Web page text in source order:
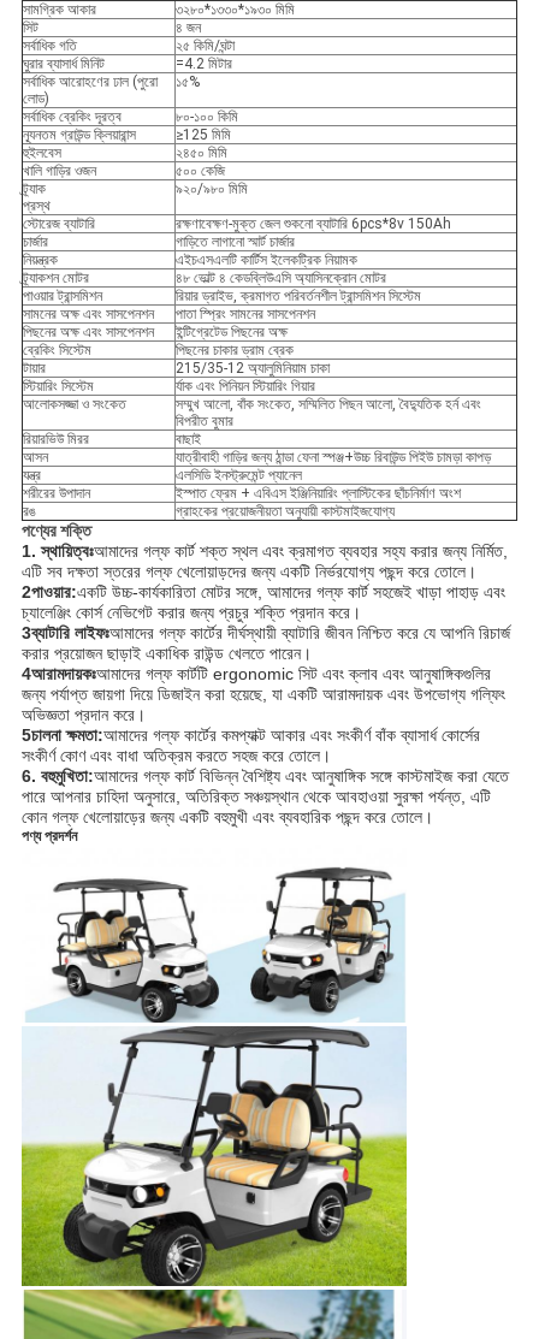
সামগ্রিক আকার
৩২৮০*১৩৩০*১৯৩০ মিমি
সিট
৪ জন
সর্বাধিক গতি
২৫ কিমি/ঘন্টা
ঘুরার ব্যাসার্ধ মিনিট
=4.2 মিটার
সর্বাধিক আরোহণের ঢাল (পুরো
লোড)
১৫%
সর্বাধিক ব্রেকিং দূরত্ব
৮০-১০০ কিমি
ন্যূনতম গ্রাউন্ড ক্লিয়ারান্স
≥125 মিমি
হুইলবেস
২৪৫০ মিমি
খালি গাড়ির ওজন
৫০০ কেজি
ট্র্যাক
প্রস্থ
৯২০/৯৮০ মিমি
স্টোরেজ ব্যাটারি
রক্ষণাবেক্ষণ-মুক্ত জেল শুকনো ব্যাটারি 6pcs*8v 150Ah
চার্জার
গাড়িতে লাগানো স্মার্ট চার্জার
নিয়ন্ত্রক
এইচএসএলটি কার্টিস ইলেকট্রিক নিয়ামক
ট্র্যাকশন মোটর
৪৮ ভোল্ট ৪ কেডব্লিউএসি অ্যাসিনক্রোন মোটর
পাওয়ার ট্রান্সমিশন
রিয়ার ড্রাইভ, ক্রমাগত পরিবর্তনশীল ট্রান্সমিশন সিস্টেম
সামনের অক্ষ এবং সাসপেনশন
পাতা স্প্রিং সামনের সাসপেনশন
পিছনের অক্ষ এবং সাসপেনশন
ইন্টিগ্রেটেড পিছনের অক্ষ
ব্রেকিং সিস্টেম
পিছনের চাকার ড্রাম ব্রেক
টায়ার
215/35-12 অ্যালুমিনিয়াম চাকা
স্টিয়ারিং সিস্টেম
র্যাক এবং পিনিয়ন স্টিয়ারিং গিয়ার
আলোকসজ্জা ও সংকেত
সম্মুখ আলো, বাঁক সংকেত, সম্মিলিত পিছন আলো, বৈদ্যুতিক হর্ন এবং
বিপরীত বুমার
রিয়ারভিউ মিরর
বাছাই
আসন
যাত্রীবাহী গাড়ির জন্য ঠান্ডা ফেনা স্পঞ্জ+উচ্চ রিবাউন্ড পিইউ চামড়া কাপড়
যন্ত্র
এলসিডি ইনস্ট্রুমেন্ট প্যানেল
শরীরের উপাদান
ইস্পাত ফ্রেম + এবিএস ইঞ্জিনিয়ারিং প্লাস্টিকের ছাঁচনির্মাণ অংশ
রঙ
গ্রাহকের প্রয়োজনীয়তা অনুযায়ী কাস্টমাইজযোগ্য
পণ্যের শক্তি
1. স্থায়িত্বঃআমাদের গল্ফ কার্ট শক্ত স্থল এবং ক্রমাগত ব্যবহার সহ্য করার জন্য নির্মিত,
এটি সব দক্ষতা স্তরের গল্ফ খেলোয়াড়দের জন্য একটি নির্ভরযোগ্য পছন্দ করে তোলে।
2পাওয়ার:একটি উচ্চ-কার্যকারিতা মোটর সঙ্গে, আমাদের গল্ফ কার্ট সহজেই খাড়া পাহাড় এবং
চ্যালেঞ্জিং কোর্স নেভিগেট করার জন্য প্রচুর শক্তি প্রদান করে।
3ব্যাটারি লাইফঃআমাদের গল্ফ কার্টের দীর্ঘস্থায়ী ব্যাটারি জীবন নিশ্চিত করে যে আপনি রিচার্জ
করার প্রয়োজন ছাড়াই একাধিক রাউন্ড খেলতে পারেন।
4আরামদায়কঃআমাদের গল্ফ কার্টটি ergonomic সিট এবং ক্লাব এবং আনুষাঙ্গিকগুলির
জন্য পর্যাপ্ত জায়গা দিয়ে ডিজাইন করা হয়েছে, যা একটি আরামদায়ক এবং উপভোগ্য গল্ফিং
অভিজ্ঞতা প্রদান করে।
5চালনা ক্ষমতা:আমাদের গল্ফ কার্টের কমপ্যাক্ট আকার এবং সংকীর্ণ বাঁক ব্যাসার্ধ কোর্সের
সংকীর্ণ কোণ এবং বাধা অতিক্রম করতে সহজ করে তোলে।
6. বহুমুখিতা:আমাদের গল্ফ কার্ট বিভিন্ন বৈশিষ্ট্য এবং আনুষাঙ্গিক সঙ্গে কাস্টমাইজ করা যেতে
পারে আপনার চাহিদা অনুসারে, অতিরিক্ত সঞ্চয়স্থান থেকে আবহাওয়া সুরক্ষা পর্যন্ত, এটি
কোন গল্ফ খেলোয়াড়ের জন্য একটি বহুমুখী এবং ব্যবহারিক পছন্দ করে তোলে।
পণ্য প্রদর্শন